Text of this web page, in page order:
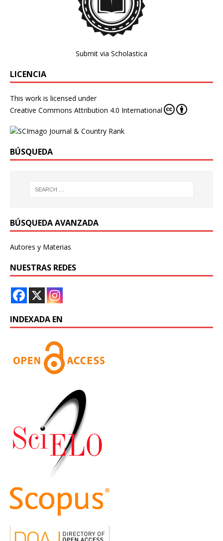
Submit via Scholastica
LICENCIA
This work is licensed under
Creative Commons Attribution 4.0 International
BÚSQUEDA
BÚSQUEDA AVANZADA
Autores y Materias
NUESTRAS REDES
INDEXADA EN